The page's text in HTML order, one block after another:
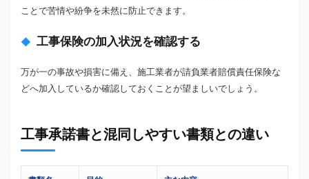
ことで苦情や紛争を未然に防止できます。
工事保険の加入状況を確認する
万が一の事故や損害に備え、施工業者が請負業者賠償責任保険な
どへ加入しているか確認しておくことが望ましいでしょう。
工事承諾書と混同しやすい書類との違い